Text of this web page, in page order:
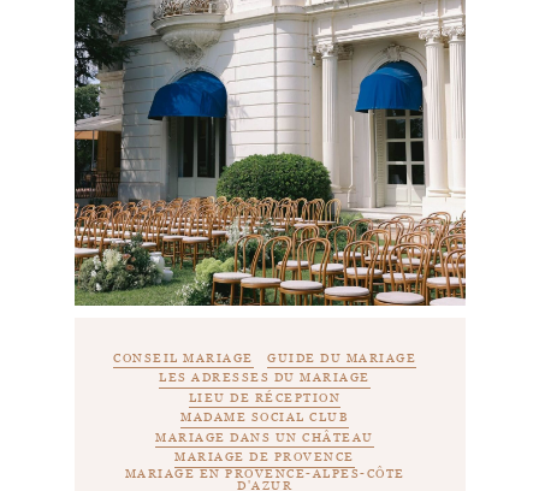
CONSEIL MARIAGE
GUIDE DU MARIAGE
LES ADRESSES DU MARIAGE
LIEU DE RÉCEPTION
MADAME SOCIAL CLUB
MARIAGE DANS UN CHÂTEAU
MARIAGE DE PROVENCE
MARIAGE EN PROVENCE-ALPES-CÔTE
D'AZUR